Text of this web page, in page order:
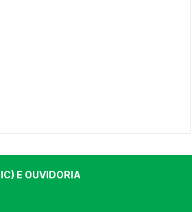
E OUVIDORIA